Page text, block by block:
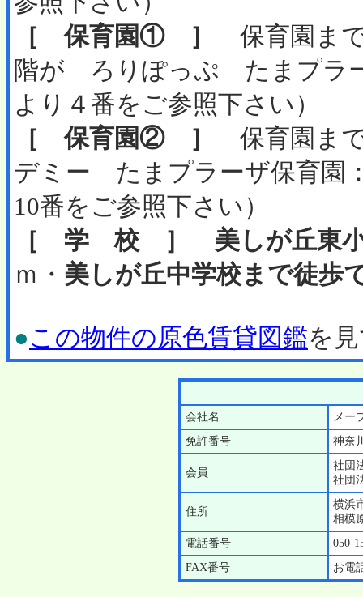
［ 保育園① ］
保育園ま
階が ろりぽっぷ たまプラ
より４番をご参照下さい）
［ 保育園② ］
保育園ま
デミー たまプラーザ保育園
10番をご参照下さい）
［ 学 校 ］
美しが丘東
ｍ・ 美しが丘中学校まで徒歩
●この物件の原色賃貸図鑑を
会社名
メー
免許番号
神奈
会員
社団
社団
住所
横浜
相模
電話番号
050-
FAX番号
お電